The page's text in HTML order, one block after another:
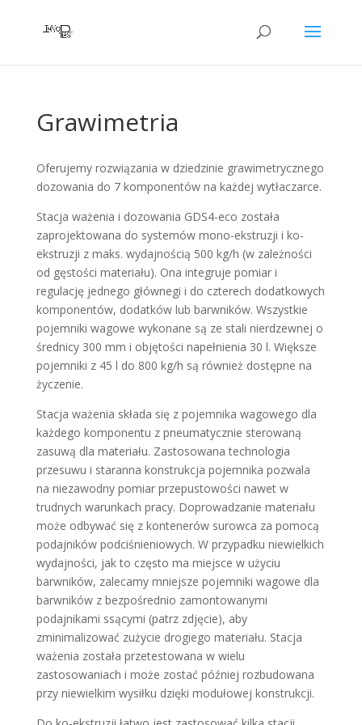
Grawimetria
Oferujemy rozwiązania w dziedzinie grawimetrycznego
dozowania do 7 komponentów na każdej wytłaczarce.
Stacja ważenia i dozowania GDS4-eco została
zaprojektowana do systemów mono-ekstruzji i ko-
ekstruzji z maks. wydajnością 500 kg/h (w zależności
od gęstości materiału). Ona integruje pomiar i
regulację jednego głównegi i do czterech dodatkowych
komponentów, dodatków lub barwników. Wszystkie
pojemniki wagowe wykonane są ze stali nierdzewnej o
średnicy 300 mm i objętości napełnienia 30 l. Większe
pojemniki z 45 l do 800 kg/h są również dostępne na
życzenie.
Stacja ważenia składa się z pojemnika wagowego dla
każdego komponentu z pneumatycznie sterowaną
zasuwą dla materiału. Zastosowana technologia
przesuwu i staranna konstrukcja pojemnika pozwala
na niezawodny pomiar przepustowości nawet w
trudnych warunkach pracy. Doprowadzanie materiału
może odbywać się z kontenerów surowca za pomocą
podajników podciśnieniowych. W przypadku niewielkich
wydajności, jak to często ma miejsce w użyciu
barwników, zalecamy mniejsze pojemniki wagowe dla
barwników z bezpośrednio zamontowanymi
podajnikami ssącymi (patrz zdjęcie), aby
zminimalizować zużycie drogiego materiału. Stacja
ważenia została przetestowana w wielu
zastosowaniach i może zostać później rozbudowana
przy niewielkim wysiłku dzięki modułowej konstrukcji.